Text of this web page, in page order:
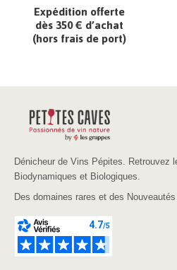
Expédition offerte
dès 350 € d’achat
(hors frais de port)
Dénicheur de Vins Pépites. Retrouvez
Biodynamiques et Biologiques.
Des domaines rares et des